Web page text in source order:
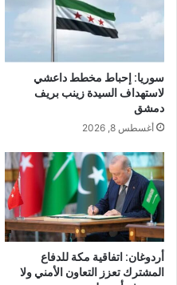
سوريا: إحباط مخطط داعشي
لاستهداف السيدة زينب بريف
دمشق
أغسطس 8, 2026
أردوغان: اتفاقية مكة للدفاع
المشترك تعزز التعاون الأمني ولا